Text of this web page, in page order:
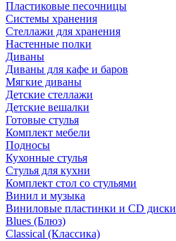
Пластиковые песочницы
Системы хранения
Стеллажи для хранения
Настенные полки
Диваны
Диваны для кафе и баров
Мягкие диваны
Детские стеллажи
Детские вешалки
Готовые стулья
Комплект мебели
Подносы
Кухонные стулья
Стулья для кухни
Комплект стол со стульями
Винил и музыка
Виниловые пластинки и CD диски
Blues (Блюз)
Classical (Классика)